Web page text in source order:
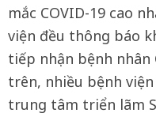
mắc COVID-19 cao
viện đều thông báo
tiếp nhận bệnh nhân
trên, nhiều bệnh
trung tâm triển lãm